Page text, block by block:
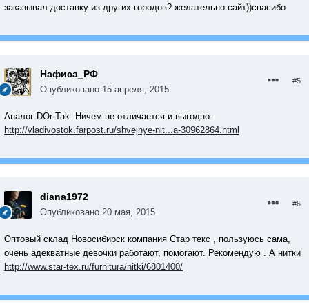
заказывал доставку из других городов? желательно сайт))спасибо
Нафиса_РФ
Опубликовано 15 апреля, 2015
#5
Аналог DOr-Tak. Ничем не отличается и выгодно.
http://vladivostok.farpost.ru/shvejnye-nit...a-30962864.html
diana1972
Опубликовано 20 мая, 2015
#6
Оптовый склад Новосибирск компания Стар текс , пользуюсь сама,
очень адекватные девочки работают, помогают. Рекомендую . А нитки
http://www.star-tex.ru/furnitura/nitki/6801400/